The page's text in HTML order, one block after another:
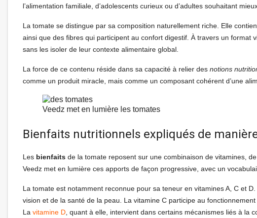
l’alimentation familiale, d’adolescents curieux ou d’adultes souhaitant
La tomate se distingue par sa composition naturellement riche. Elle
ainsi que des fibres qui participent au confort digestif. À travers un format
sans les isoler de leur contexte alimentaire global.
La force de ce contenu réside dans sa capacité à relier des notions
comme un produit miracle, mais comme un composant cohérent d’une
Veedz met en lumière les tomates
Bienfaits nutritionnels expliqués de
Les bienfaits de la tomate reposent sur une combinaison de vitamines,
Veedz met en lumière ces apports de façon progressive, avec un
La tomate est notamment reconnue pour sa teneur en vitamines A, C et
vision et de la santé de la peau. La vitamine C participe au
La vitamine D , quant à elle, intervient dans certains mécanismes liés à la